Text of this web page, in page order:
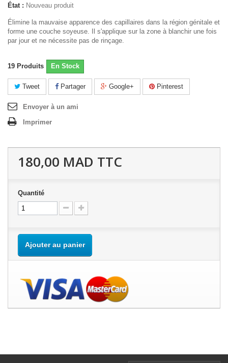
État : Nouveau produit
Élimine la mauvaise apparence des capillaires dans la région génitale et
forme une couche soyeuse. Il s'applique sur la zone à blanchir une fois
par jour et ne nécessite pas de rinçage.
19 Produits En Stock
Tweet Partager Google+ Pinterest
Envoyer à un ami
Imprimer
180,00 MAD TTC
Quantité
Ajouter au panier